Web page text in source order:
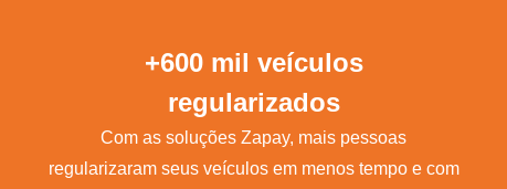
+600 mil veículos
regularizados
Com as soluções Zapay, mais pessoas
regularizaram seus veículos em menos tempo e com